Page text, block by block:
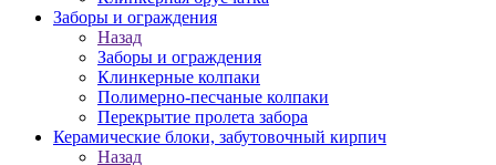
Заборы и ограждения
Назад
Заборы и ограждения
Клинкерные колпаки
Полимерно-песчаные колпаки
Перекрытие пролета забора
Керамические блоки, забутовочный кирпич
Назад